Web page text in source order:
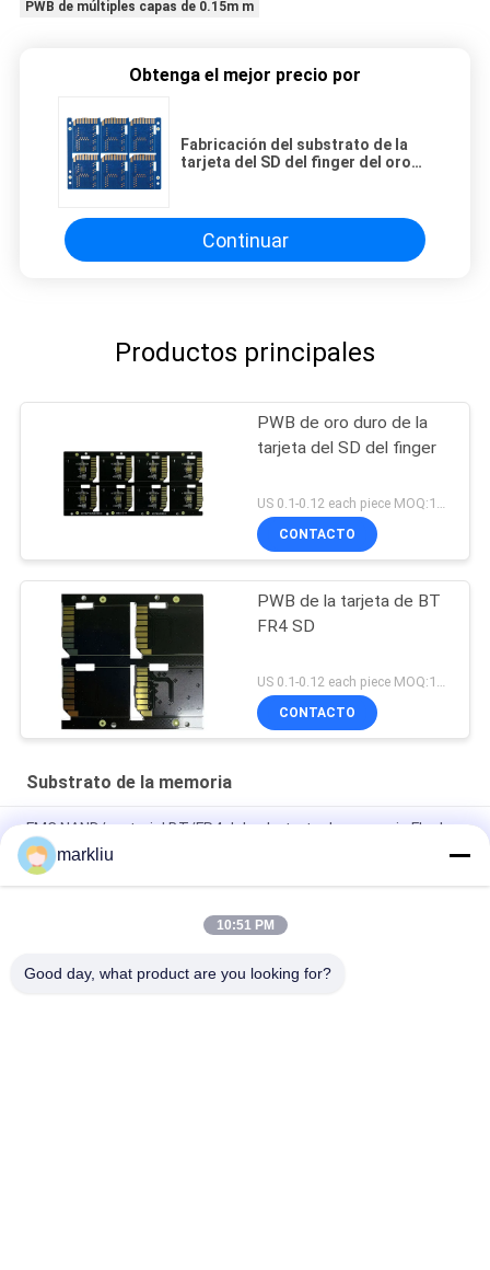
PWB de múltiples capas de 0.15m m
Obtenga el mejor precio por
Fabricación del substrato de la
tarjeta del SD del finger del oro
Continuar
Productos principales
PWB de oro duro de la
tarjeta del SD del finger
US 0.1-0.12 each piece MOQ:1000pieces
CONTACTO
PWB de la tarjeta de BT
FR4 SD
CONTACTO
Substrato de la memoria
FMC NAND/material BT/FR4 del substrato de memoria Flash
70um para las tarjetas de memoria
fabricación del substrato de la tarjeta del SD del finger del oro
markliu
10:51 PM
Good day, what product are you looking for?